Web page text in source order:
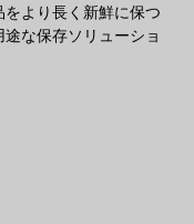
より長く新鮮に保つ
な保存ソリューショ